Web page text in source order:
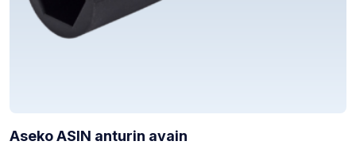
Aseko ASIN anturin avain